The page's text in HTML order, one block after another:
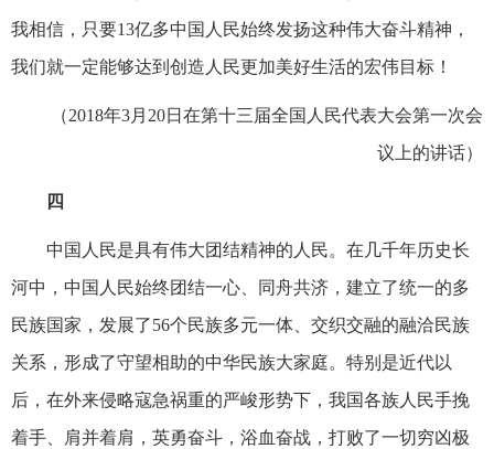
我相信，只要13亿多中国人民始终发扬这种伟大奋斗精神，
我们就一定能够达到创造人民更加美好生活的宏伟目标！
（2018年3月20日在第十三届全国人民代表大会第一次会
议上的讲话）
四
中国人民是具有伟大团结精神的人民。在几千年历史长
河中，中国人民始终团结一心、同舟共济，建立了统一的多
民族国家，发展了56个民族多元一体、交织交融的融洽民族
关系，形成了守望相助的中华民族大家庭。特别是近代以
后，在外来侵略寇急祸重的严峻形势下，我国各族人民手挽
着手、肩并着肩，英勇奋斗，浴血奋战，打败了一切穷凶极